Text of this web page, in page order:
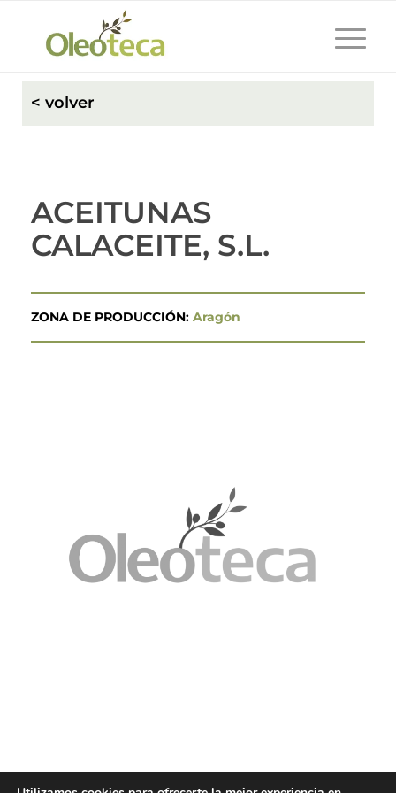
< volver
ACEITUNAS
CALACEITE, S.L.
ZONA DE PRODUCCIÓN: Aragón